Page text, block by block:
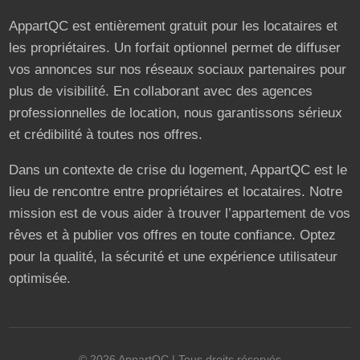
AppartQC est entièrement gratuit pour les locataires et
les propriétaires. Un forfait optionnel permet de diffuser
vos annonces sur nos réseaux sociaux partenaires pour
plus de visibilité. En collaborant avec des agences
professionnelles de location, nous garantissons sérieux
et crédibilité à toutes nos offres.
Dans un contexte de crise du logement, AppartQC est le
lieu de rencontre entre propriétaires et locataires. Notre
mission est de vous aider à trouver l’appartement de vos
rêves et à publier vos offres en toute confiance. Optez
pour la qualité, la sécurité et une expérience utilisateur
optimisée.